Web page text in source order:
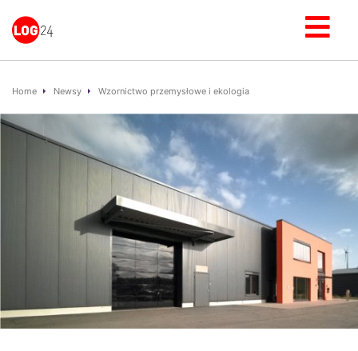
Home Newsy Wzornictwo przemysłowe i ekologia